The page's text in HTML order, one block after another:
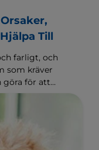
Till
farligt, och
som kräver
göra för att